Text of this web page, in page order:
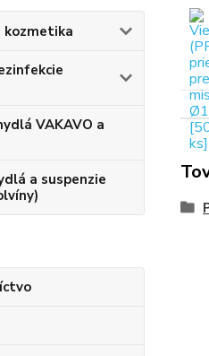
kozmetika
VAKAVO a
a suspenzie